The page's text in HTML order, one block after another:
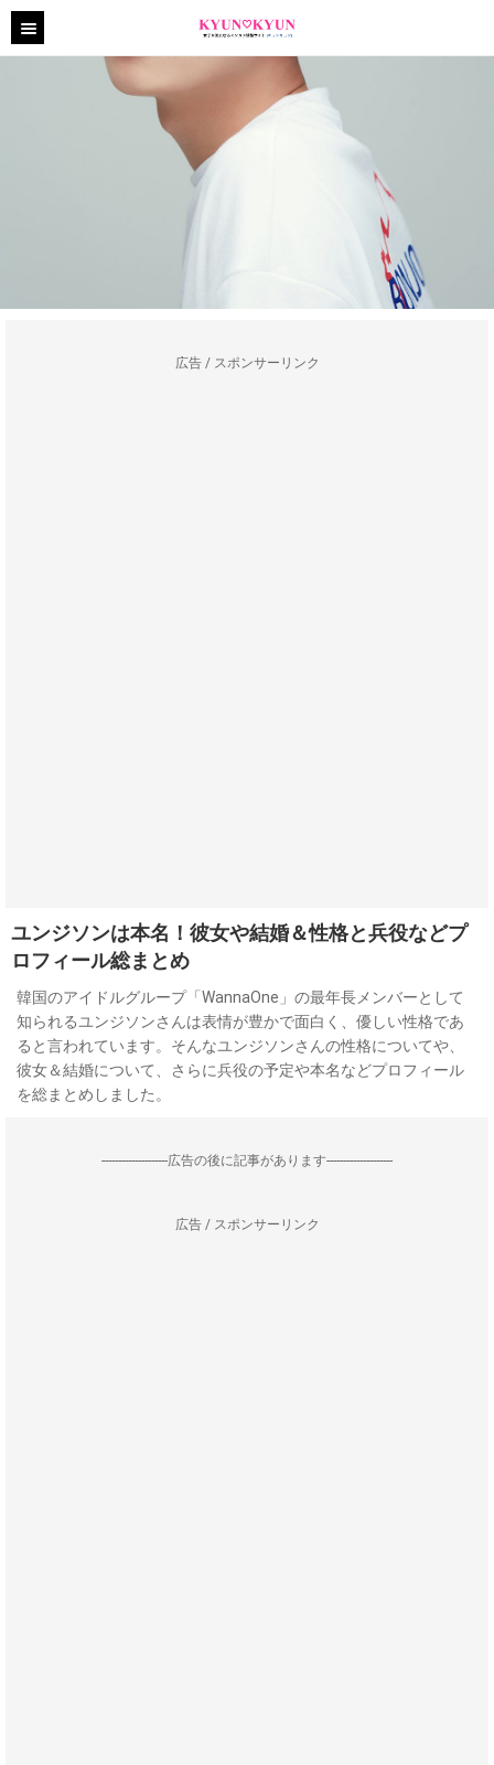
広告 / スポンサーリンク
ユンジソンは本名！彼女や結婚＆性格と兵役などプ
ロフィール総まとめ
韓国のアイドルグループ「WannaOne」の最年長メンバーとして
知られるユンジソンさんは表情が豊かで面白く、優しい性格であ
ると言われています。そんなユンジソンさんの性格についてや、
彼女＆結婚について、さらに兵役の予定や本名などプロフィール
を総まとめしました。
--------------------広告の後に記事があります--------------------
広告 / スポンサーリンク